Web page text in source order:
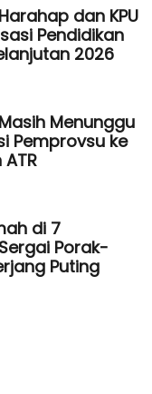
dan KPU
Pendidikan
2026
Menunggu
Pemprovsu ke
di 7
Porak-
Puting